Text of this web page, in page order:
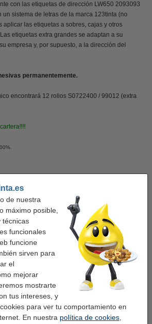
de nuestra
máximo posible,
técnicas
funcionales
funcione
sirven para
el
mejorar
mostrarte
tus intereses, y
para ver tu comportamiento en
En nuestra política de cookies
con las etiquetas de dirección LW650 2093093
un sistema de letras de la marca 123tinta (no
aplicar las etiquetas a sobres, cajas y otros
etiquetas extra grandes se adaptan a su
empresa y, por supuesto, a la dirección del
permanentemente.
encontrará 12 rollos S0722400 / 99012 (extra
123tinta
etiqueta de dirección grande
Adhesivo
89 x 36 mm (LxAn)
12 x 260
2093093